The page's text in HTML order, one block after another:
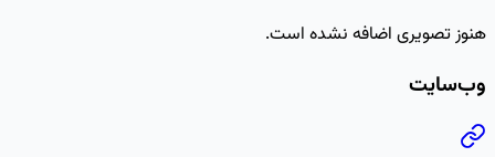
هنوز تصویری اضافه نشده است.
وب‌سایت